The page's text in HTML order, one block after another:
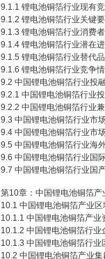
9.1.1 锂电池铜箔行业现有
9.1.2 锂电池铜箔行业关键
9.1.3 锂电池铜箔行业消费
9.1.4 锂电池铜箔行业潜在
9.1.5 锂电池铜箔行业替代
9.1.6 锂电池铜箔行业竞争
9.2 中国锂电池铜箔行业投
9.2.1 中国锂电池铜箔行业
9.2.2 中国锂电池铜箔行业
9.3 中国锂电池铜箔行业市
9.4 中国锂电池铜箔行业市
9.5 中国锂电池铜箔行业海
9.6 中国锂电池铜箔行业国
9.7 中国锂电池铜箔行业国
第10章：中国锂电池铜箔
10.1 中国锂电池铜箔产业
10.1.1 中国锂电池铜箔产业
10.1.2 中国锂电池铜箔行业
10.1.3 中国锂电池铜箔行业
10.2 中国锂电池铜箔产业